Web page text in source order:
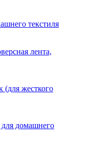
текстиля
лента,
(для жесткого
домашнего